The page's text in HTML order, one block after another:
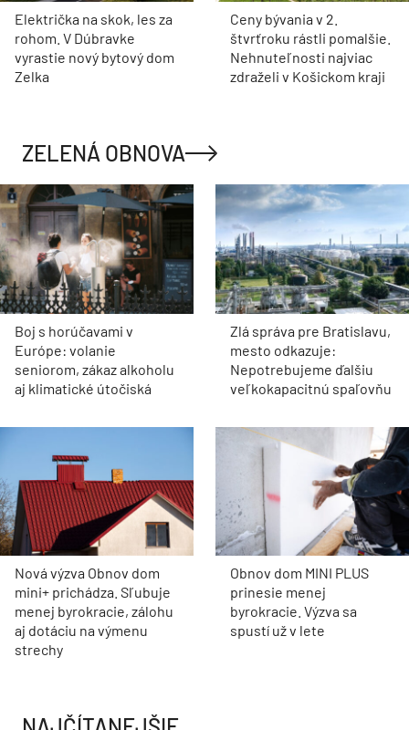
Električka na skok, les za
rohom. V Dúbravke
vyrastie nový bytový dom
Zelka
Ceny bývania v 2.
štvrťroku rástli pomalšie.
Nehnuteľnosti najviac
zdraželi v Košickom kraji
ZELENÁ OBNOVA
Boj s horúčavami v
Európe: volanie
seniorom, zákaz alkoholu
aj klimatické útočiská
Zlá správa pre Bratislavu,
mesto odkazuje:
Nepotrebujeme ďalšiu
veľkokapacitnú spaľovňu
Nová výzva Obnov dom
mini+ prichádza. Sľubuje
menej byrokracie, zálohu
aj dotáciu na výmenu
strechy
Obnov dom MINI PLUS
prinesie menej
byrokracie. Výzva sa
spustí už v lete